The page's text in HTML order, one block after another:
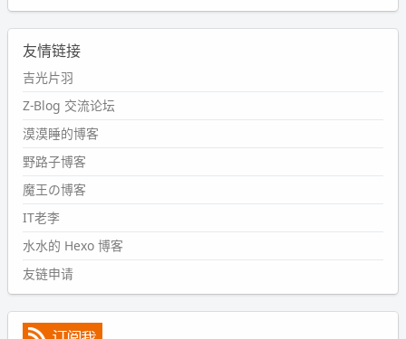
wdssmq
2024-09-11 08:45:43
#PubWord
然后天凉了，为了应对踢被子买了睡袋，不知道 1.2 米会不
会略窄。。
wdssmq
2024-09-09 19:43:00
#PubWord
表，21 年 11 月底发现 B 站上线了这部，直到前几天才看
完，还是分两次看的。。接下来有五项是 2019 年的，都是
电影 —— 略长的待办列表。。
友情链接
吉光片羽
Z-Blog 交流论坛
漠漠睡的博客
野路子博客
魔王の博客
IT老李
水水的 Hexo 博客
友链申请